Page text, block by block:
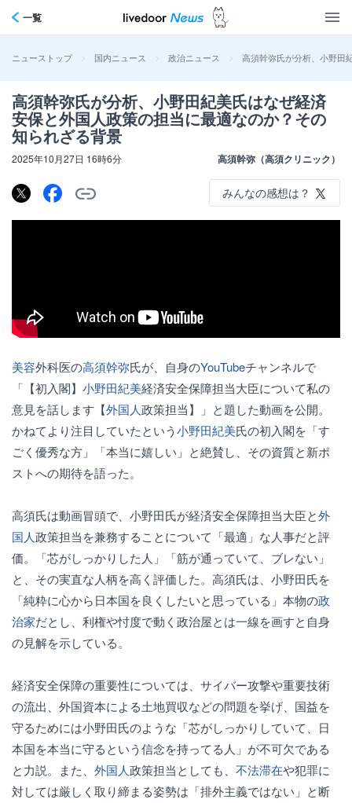
一覧
ニューストップ > 国内ニュース > 政治ニュース > 高須幹弥氏が分析、小野田
高須幹弥氏が分析、小野田紀美氏はなぜ経済
安保と外国人政策の担当に最適なのか？その
知られざる背景
2025年10月27日 16時6分 高須幹弥（高須クリニック）
みんなの感想は？
美容外科医の高須幹弥氏が、自身のYouTubeチャンネルで
「【初入閣】 小野田紀美経済安全保障担当大臣について私の
意見を話します【外国人政策担当】」と題した動画を公開。
かねてより注目していたという小野田紀美氏の初入閣を「す
ごく優秀な方」「本当に嬉しい」と絶賛し、その資質と新ポ
ストへの期待を語った。
高須氏は動画冒頭で、小野田氏が経済安全保障担当大臣と外
国人政策担当を兼務することについて「最適」な人事だと評
価。「芯がしっかりした人」「筋が通っていて、ブレない」
と、その実直な人柄を高く評価した。高須氏は、小野田氏を
「純粋に心から日本国を良くしたいと思っている」本物の政
治家だとし、利権や忖度で動く政治屋とは一線を画すと自身
の見解を示している。
経済安全保障の重要性については、サイバー攻撃や重要技術
の流出、外国資本による土地買収などの問題を挙げ、国益を
守るためには小野田氏のような「芯がしっかりしていて、日
本国を本当に守るという信念を持ってる人」が不可欠である
と力説。また、 外国人政策担当としても、 不法滞在や犯罪に
対しては厳しく取り締まる姿勢は「排外主義ではない」と断